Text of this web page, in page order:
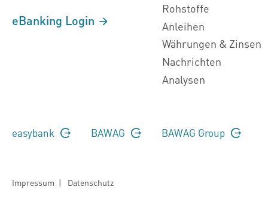
eBanking Login
Rohstoffe
Anleihen
Währungen & Zinsen
Nachrichten
Analysen
easybank BAWAG BAWAG Group
Impressum | Datenschutz